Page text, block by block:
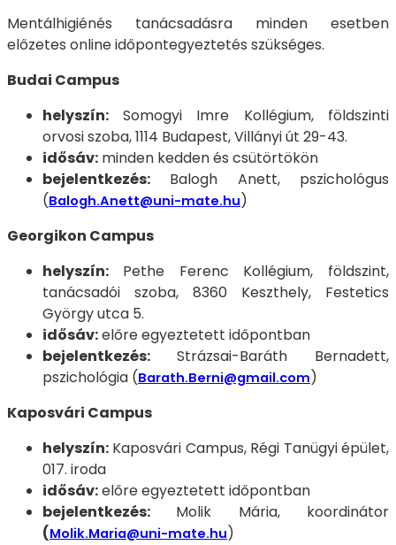
Mentálhigiénés tanácsadásra minden esetben
előzetes online időpontegyeztetés szükséges.
Budai Campus
helyszín: Somogyi Imre Kollégium, földszinti
orvosi szoba, 1114 Budapest, Villányi út 29-43.
idősáv: minden kedden és csütörtökön
bejelentkezés: Balogh Anett, pszichológus
(Balogh.Anett@uni-mate.hu)
Georgikon Campus
helyszín: Pethe Ferenc Kollégium, földszint,
tanácsadói szoba, 8360 Keszthely, Festetics
György utca 5.
idősáv:előre egyeztetett időpontban
bejelentkezés: Strázsai-Baráth Bernadett,
pszichológia (Barath.Berni@gmail.com)
Kaposvári Campus
helyszín: Kaposvári Campus, Régi Tanügyi épület,
017. iroda
idősáv:előre egyeztetett időpontban
bejelentkezés: Molik Mária, koordinátor
(Molik.Maria@uni-mate.hu)